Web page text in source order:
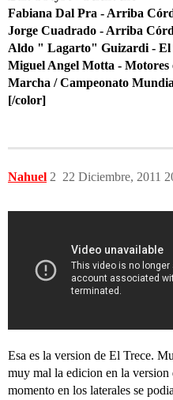
Fabiana Dal Pra - Arriba
Jorge Cuadrado - Arriba
Aldo " Lagarto" Guizardi - El
Miguel Angel Motta - Motores
Marcha / Campeonato
[/color]
Nahuel 22 Diciembre, 2011
2
Esa es la version de El Trece.
muy mal la edicion en la
momento en los laterales se